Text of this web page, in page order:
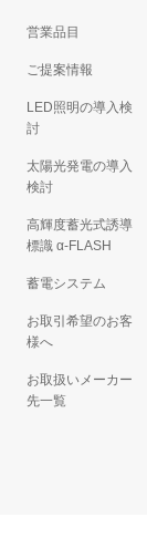
営業品目
ご提案情報
LED照明の導入検
討
太陽光発電の導入
検討
高輝度蓄光式誘導
標識 α‐FLASH
蓄電システム
お取引希望のお客
様へ
お取扱いメーカー
先一覧